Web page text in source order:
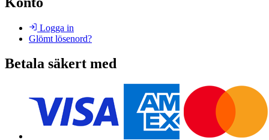
Logga in
Glömt lösenord?
Betala säkert med